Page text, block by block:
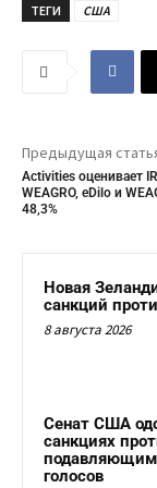
ТЕГИ США
Предыдущая
Activities оценивает
WEAGRO, eDilo и
48,3%
Новая
санкций
8 августа 2026
Сенат США
санкциях
голосов